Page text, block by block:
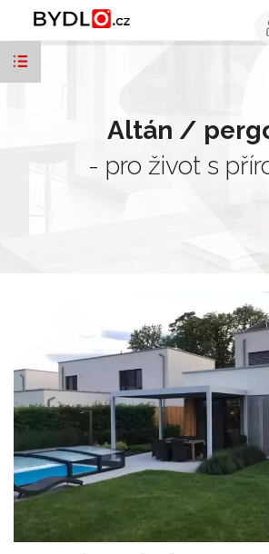
Altán /
- pro život s